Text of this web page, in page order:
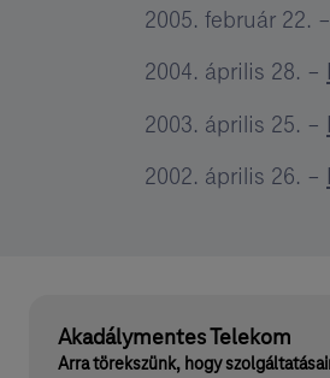
2005. február 22. –
2004. április 28. –
2003. április 25. –
2002. április 26. –
Akadálymentes Telekom
Arra törekszünk, hogy